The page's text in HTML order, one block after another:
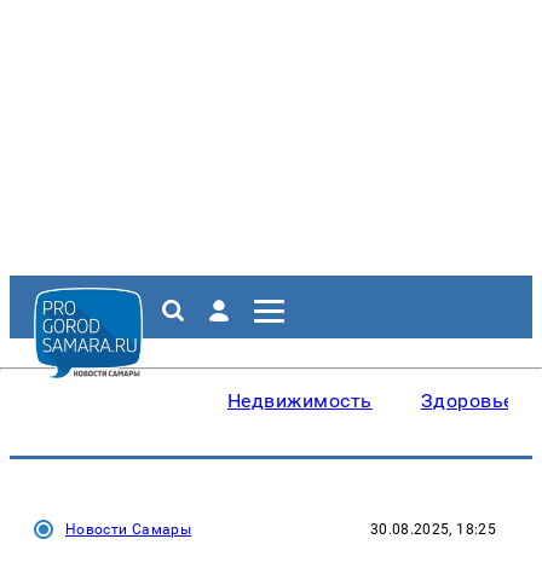
Недвижимость Здоровье
Новости Самары 30.08.2025, 18:25